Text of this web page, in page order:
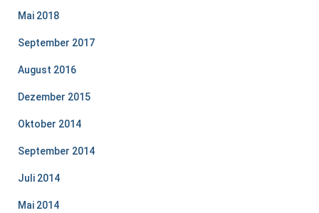
Mai 2018
September 2017
August 2016
Dezember 2015
Oktober 2014
September 2014
Juli 2014
Mai 2014